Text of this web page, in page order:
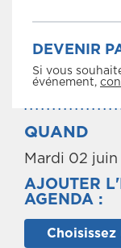
DEVENIR
Si vous
événement,
QUAND
Mardi 02
AJOUTER
AGENDA :
Choisissez